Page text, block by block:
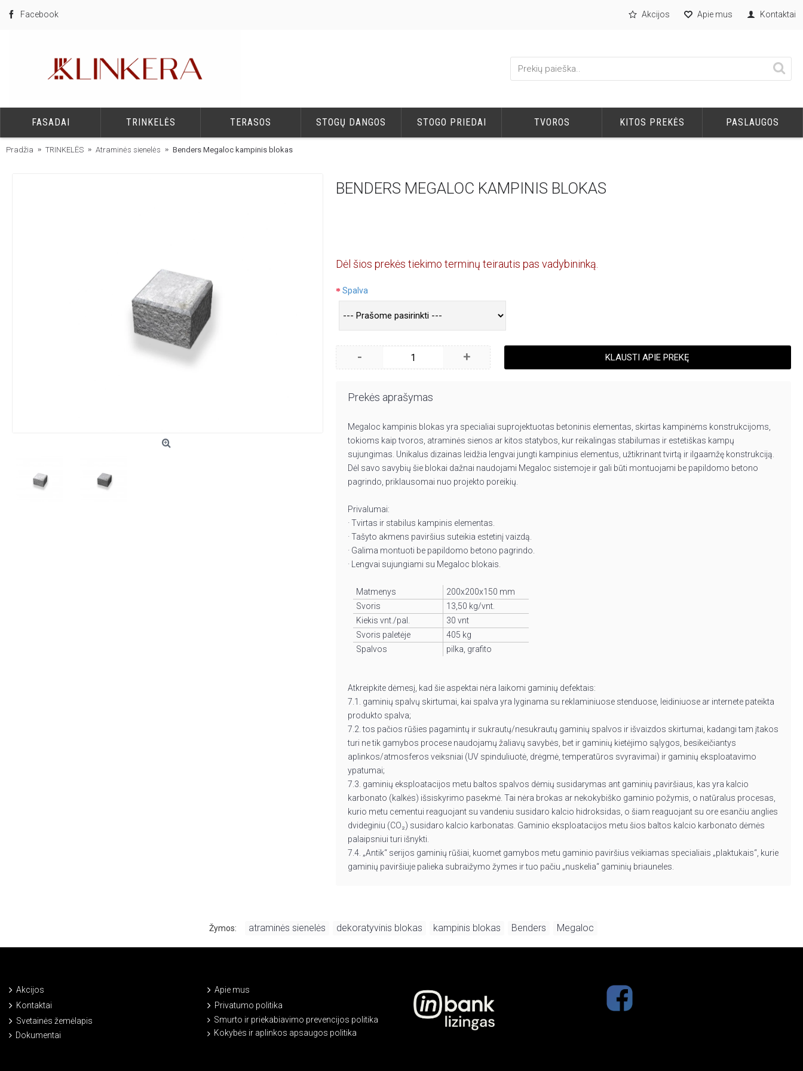
Facebook Akcijos Apie mus Kontaktai
FASADAI TRINKELĖS TERASOS STOGŲ DANGOS STOGO PRIEDAI TVOROS KITOS PREKĖS PASLAUGOS
Pradžia TRINKELĖS Atraminės sienelės Benders Megaloc kampinis blokas
BENDERS MEGALOC KAMPINIS BLOKAS
Dėl šios prekės tiekimo terminų teirautis pas vadybininką.
Spalva
- + KLAUSTI APIE PREKĘ
Prekės aprašymas
Megaloc kampinis blokas yra specialiai suprojektuotas betoninis elementas, skirtas kampinėms konstrukcijoms,
tokioms kaip tvoros, atraminės sienos ar kitos statybos, kur reikalingas stabilumas ir estetiškas kampų
sujungimas. Unikalus dizainas leidžia lengvai jungti kampinius elementus, užtikrinant tvirtą ir ilgaamžę konstrukciją.
Dėl savo savybių šie blokai dažnai naudojami Megaloc sistemoje ir gali būti montuojami be papildomo betono
pagrindo, priklausomai nuo projekto poreikių.
Privalumai:
· Tvirtas ir stabilus kampinis elementas.
· Tašyto akmens paviršius suteikia estetinį vaizdą.
· Galima montuoti be papildomo betono pagrindo.
· Lengvai sujungiami su Megaloc blokais.
Matmenys
200x200x150 mm
Svoris
13,50 kg/vnt.
Kiekis vnt./pal.
30 vnt
Svoris paletėje
405 kg
Spalvos
pilka, grafito
Atkreipkite dėmesį, kad šie aspektai nėra laikomi gaminių defektais:
7.1. gaminių spalvų skirtumai, kai spalva yra lyginama su reklaminiuose stenduose, leidiniuose ar internete pateikta
produkto spalva;
7.2. tos pačios rūšies pagamintų ir sukrautų/nesukrautų gaminių spalvos ir išvaizdos skirtumai, kadangi tam įtakos
turi ne tik gamybos procese naudojamų žaliavų savybės, bet ir gaminių kietėjimo sąlygos, besikeičiantys
aplinkos/atmosferos veiksniai (UV spinduliuotė, drėgmė, temperatūros svyravimai) ir gaminių eksploatavimo
ypatumai;
7.3. gaminių eksploatacijos metu baltos spalvos dėmių susidarymas ant gaminių paviršiaus, kas yra kalcio
karbonato (kalkės) išsiskyrimo pasekmė. Tai nėra brokas ar nekokybiško gaminio požymis, o natūralus procesas,
kurio metu cementui reaguojant su vandeniu susidaro kalcio hidroksidas, o šiam reaguojant su ore esančiu anglies
dvideginiu (CO₂) susidaro kalcio karbonatas. Gaminio eksploatacijos metu šios baltos kalcio karbonato dėmės
palaipsniui turi išnykti.
7.4. „Antik“ serijos gaminių rūšiai, kuomet gamybos metu gaminio paviršius veikiamas specialiais „plaktukais“, kurie
gaminių paviršiuje palieka subraižymo žymes ir tuo pačiu „nuskelia“ gaminių briauneles.
Žymos: atraminės sienelės dekoratyvinis blokas kampinis blokas Benders Megaloc
Akcijos
Kontaktai
Svetainės žemėlapis
Dokumentai
Apie mus
Privatumo politika
Smurto ir priekabiavimo prevencijos politika
Kokybės ir aplinkos apsaugos politika